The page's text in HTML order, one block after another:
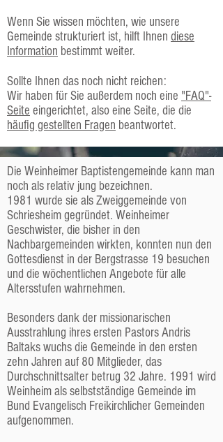
Wenn Sie wissen möchten, wie unsere
Gemeinde strukturiert ist, hilft Ihnen diese
Information bestimmt weiter.
Sollte Ihnen das noch nicht reichen:
Wir haben für Sie außerdem noch eine "FAQ"-
Seite eingerichtet, also eine Seite, die die
häufig gestellten Fragen beantwortet.
Geschichte der
Gemeinde
Die Weinheimer Baptistengemeinde kann man
noch als relativ jung bezeichnen.
1981 wurde sie als Zweiggemeinde von
Schriesheim gegründet. Weinheimer
Geschwister, die bisher in den
Nachbargemeinden wirkten, konnten nun den
Gottesdienst in der Bergstrasse 19 besuchen
und die wöchentlichen Angebote für alle
Altersstufen wahrnehmen.
Besonders dank der missionarischen
Ausstrahlung ihres ersten Pastors Andris
Baltaks wuchs die Gemeinde in den ersten
zehn Jahren auf 80 Mitglieder, das
Durchschnittsalter betrug 32 Jahre. 1991 wird
Weinheim als selbstständige Gemeinde im
Bund Evangelisch Freikirchlicher Gemeinden
aufgenommen.